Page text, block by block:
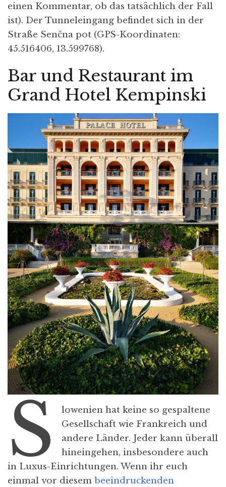
einen Kommentar, ob das tatsächlich der Fall
ist). Der Tunneleingang befindet sich in der
Straße Senčna pot (GPS-Koordinaten:
45.516406, 13.599768).
Bar und Restaurant im
Grand Hotel Kempinski
S
lowenien hat keine so gespaltene
Gesellschaft wie Frankreich und
andere Länder. Jeder kann überall
hineingehen, insbesondere auch
in Luxus-Einrichtungen. Wenn ihr euch
einmal vor diesem beeindruckenden